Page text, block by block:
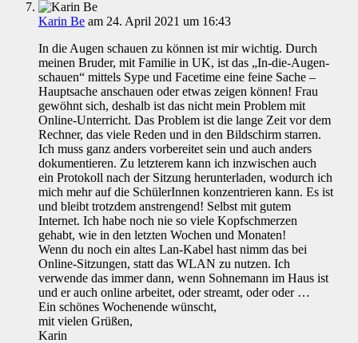
Karin Be am 24. April 2021 um 16:43
In die Augen schauen zu können ist mir wichtig. Durch
meinen Bruder, mit Familie in UK, ist das „In-die-Augen-
schauen“ mittels Sype und Facetime eine feine Sache –
Hauptsache anschauen oder etwas zeigen können! Frau
gewöhnt sich, deshalb ist das nicht mein Problem mit
Online-Unterricht. Das Problem ist die lange Zeit vor dem
Rechner, das viele Reden und in den Bildschirm starren.
Ich muss ganz anders vorbereitet sein und auch anders
dokumentieren. Zu letzterem kann ich inzwischen auch
ein Protokoll nach der Sitzung herunterladen, wodurch ich
mich mehr auf die SchülerInnen konzentrieren kann. Es ist
und bleibt trotzdem anstrengend! Selbst mit gutem
Internet. Ich habe noch nie so viele Kopfschmerzen
gehabt, wie in den letzten Wochen und Monaten!
Wenn du noch ein altes Lan-Kabel hast nimm das bei
Online-Sitzungen, statt das WLAN zu nutzen. Ich
verwende das immer dann, wenn Sohnemann im Haus ist
und er auch online arbeitet, oder streamt, oder oder …
Ein schönes Wochenende wünscht,
mit vielen Grüßen,
Karin